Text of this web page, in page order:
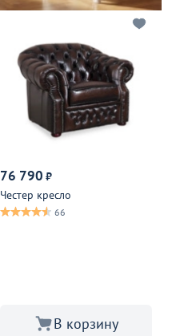
76 790 ₽
Честер кресло
66
В корзину